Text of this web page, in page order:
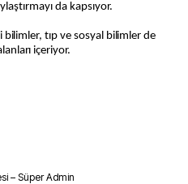
da kapsıyor.
tıp ve sosyal bilimler de
içeriyor.
– Süper Admin